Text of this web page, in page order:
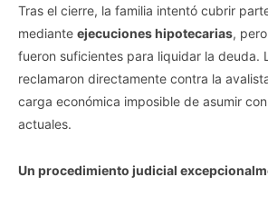
Tras el cierre, la familia intentó cubrir
mediante ejecuciones hipotecarias,
fueron suficientes para liquidar la deuda.
reclamaron directamente contra la
carga económica imposible de asumir
actuales.
Un procedimiento judicial